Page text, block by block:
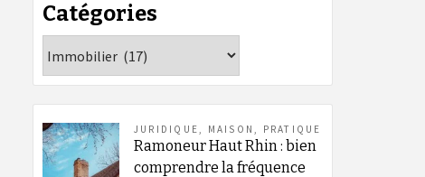
Catégories
JURIDIQUE, MAISON, PRATIQUE
Ramoneur Haut Rhin : bien
comprendre la fréquence